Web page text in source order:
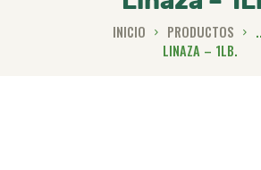
INICIO PRODUCTOS
LINAZA – 1LB.
INICIO
NOSOTROS